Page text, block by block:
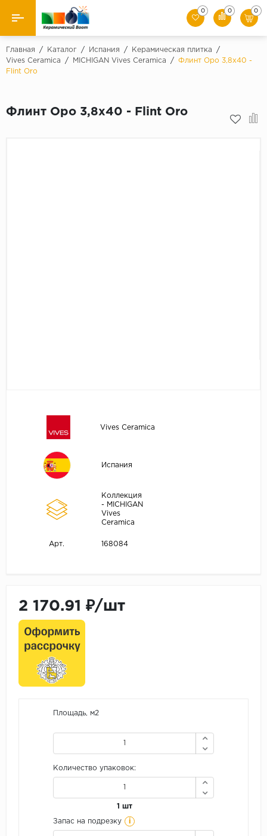
Назад
Производители
0 0 0
Главная / Каталог / Испания / Керамическая плитка
/
Vives Ceramica
/ MICHIGAN Vives Ceramica /
Флинт Оро 3,8х40 -
Flint Oro
Флинт Оро 3,8х40 - Flint Oro
Vives Ceramica
Испания
Коллекция
- MICHIGAN
Vives
Ceramica
Арт. 168084
2 170.91 ₽/шт
Площадь, м2
Количество упаковок:
1 шт
Запас на подрезку i